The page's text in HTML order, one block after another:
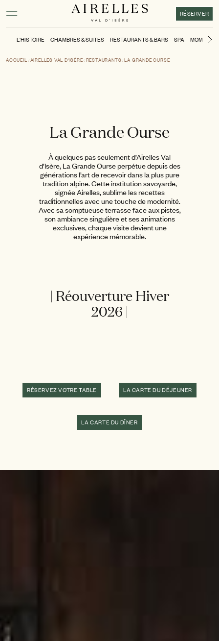
Activer le mode contraste élevé
RÉSERVER
L'HISTOIRE CHAMBRES & SUITES RESTAURANTS & BARS SPA MOMENTS
ACCUEIL AIRELLES VAL D'ISÈRE RESTAURANTS LA GRANDE OURSE
La Grande Ourse
À quelques pas seulement d’Airelles Val
d’Isère, La Grande Ourse perpétue depuis des
générations l’art de recevoir dans la plus pure
tradition alpine. Cette institution savoyarde,
signée Airelles, sublime les recettes
traditionnelles avec une touche de modernité.
Avec sa somptueuse terrasse face aux pistes,
son ambiance singulière et ses animations
exclusives, chaque visite devient une
expérience mémorable.
| Réouverture Hiver
2026 |
RÉSERVEZ VOTRE TABLE LA CARTE DU DÉJEUNER
LA CARTE DU DÎNER